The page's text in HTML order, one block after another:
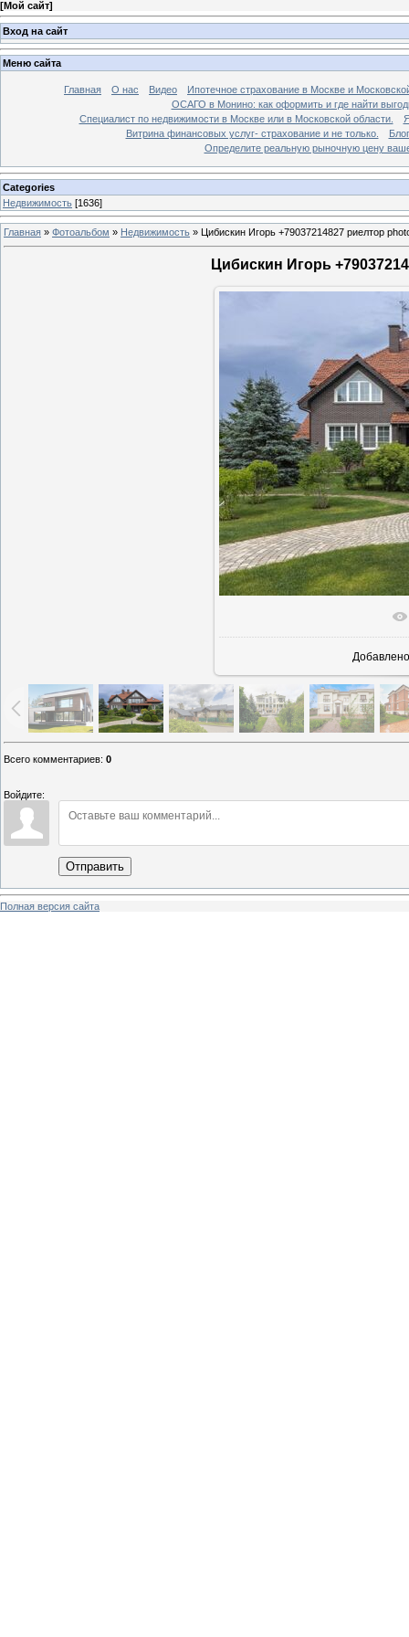
[Мой сайт]
Вход на сайт
Меню сайта
Главная О нас Видео
Ипотечное страхование в Москве и
ОСАГО в Монино: как оформить и где найти
Специалист по недвижимости в Москве или в Московской области.
Витрина финансовых услуг- страхование и не только.
Блог
Определите реальную рыночную цену
Categories
Недвижимость [1636]
Главная » Фотоальбом » Недвижимость » Цибискин Игорь +79037214827 риелтор
Цибискин Игорь
В
Добавлено
Всего комментариев: 0
Войдите:
Отправить
Полная версия сайта